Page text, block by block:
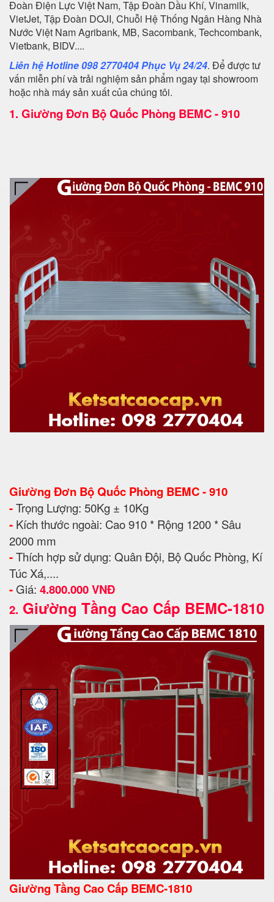
Đoàn Điện Lực Việt Nam, Tập Đoàn Dầu Khí, Vinamilk,
VietJet, Tập Đoàn DOJI, Chuỗi Hệ Thống Ngân Hàng Nhà
Nước Việt Nam Agribank, MB, Sacombank, Techcombank,
Vietbank, BIDV....
Liên hệ Hotline 098 2770404 Phục Vụ 24/24. Để được tư
vấn miễn phí và trải nghiệm sản phẩm ngay tại showroom
hoặc nhà máy sản xuất của chúng tôi.
1. Giường Đơn Bộ Quốc Phòng BEMC - 910
Giường Đơn Bộ Quốc Phòng BEMC - 910
-Trọng Lượng: 50Kg ± 10Kg
- Kích thước ngoài: Cao 910 * Rộng 1200 * Sâu
2000 mm
-Thích hợp sử dụng: Quân Đội, Bộ Quốc Phòng, Kí
Túc Xá,....
- Giá: 4.800.000 VNĐ
2. Giường Tầng Cao Cấp BEMC-1810
Giường Tầng Cao Cấp BEMC-1810